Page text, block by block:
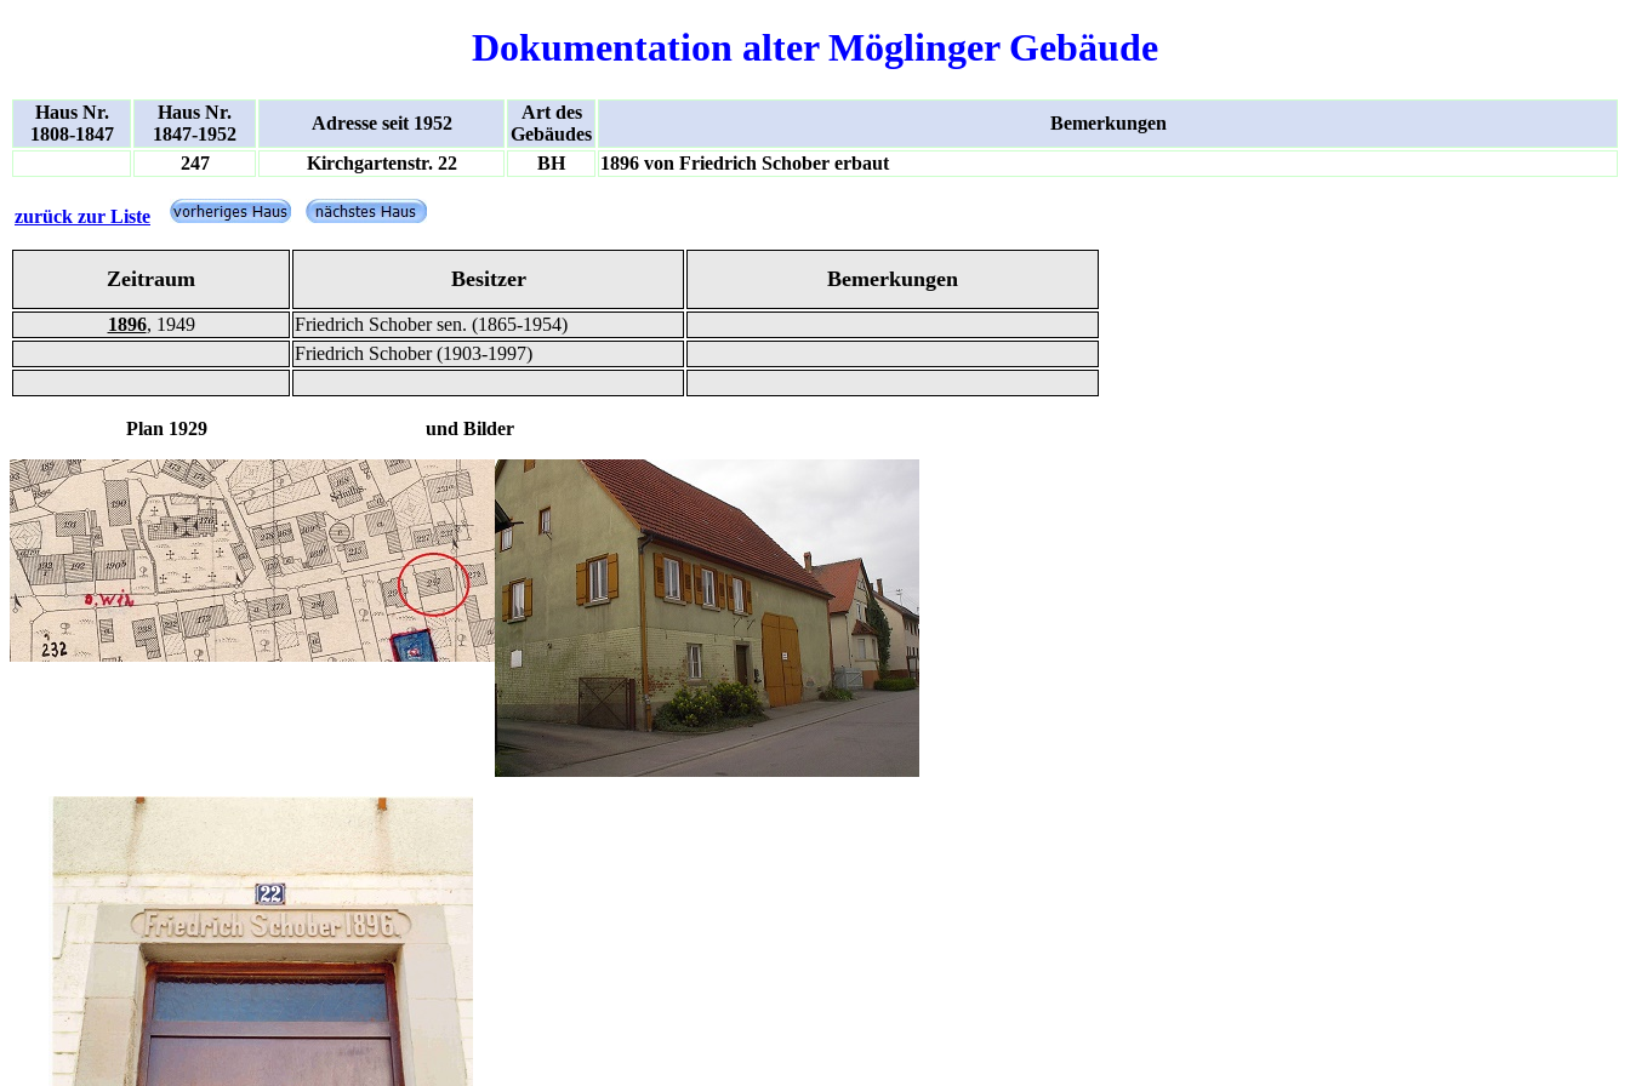
Dokumentation alter Möglinger Gebäude
Haus Nr.
1808-1847
Haus Nr.
1847-1952
Adresse seit 1952
Art des
Gebäudes
Bemerkungen
247
Kirchgartenstr. 22 BH 1896 von Friedrich Schober erbaut
zurück zur Liste
Zeitraum Besitzer Bemerkungen
1896, 1949
Friedrich Schober sen. (1865-1954)
Friedrich Schober (1903-1997)
Plan 1929 und Bilder